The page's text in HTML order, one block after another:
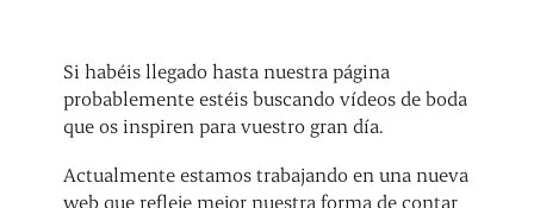
Si habéis llegado hasta nuestra página
probablemente estéis buscando vídeos de boda
que os inspiren para vuestro gran día.
Actualmente estamos trabajando en una nueva
web que refleje mejor nuestra forma de contar